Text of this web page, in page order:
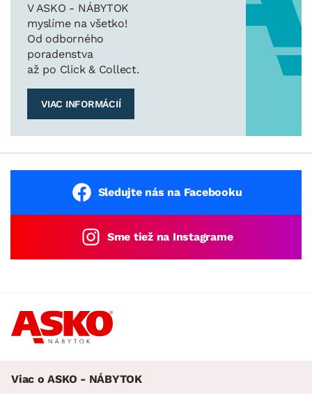
V ASKO - NÁBYTOK
myslíme na všetko!
Od odborného
poradenstva
až po Click & Collect.
VIAC INFORMÁCIÍ
Sledujte nás na Facebooku
Sme tiež na Instagrame
Viac o ASKO - NÁBYTOK